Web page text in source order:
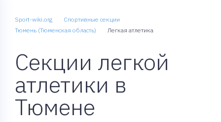
Sport-wiki.org
Спортивные секции
Тюмень (Тюменская область)
Легкая атлетика
Секции легкой
атлетики в
Тюмене